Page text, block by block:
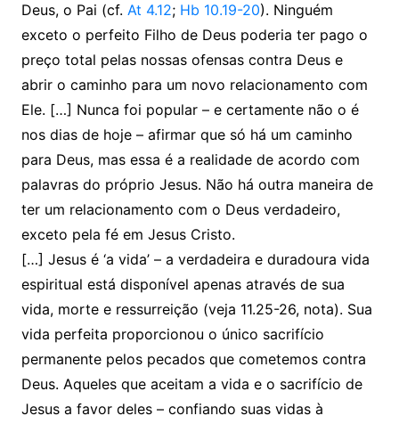
Deus, o Pai (cf. At 4.12; Hb 10.19-20). Ninguém
exceto o perfeito Filho de Deus poderia ter pago o
preço total pelas nossas ofensas contra Deus e
abrir o caminho para um novo relacionamento com
Ele. […] Nunca foi popular – e certamente não o é
nos dias de hoje – afirmar que só há um caminho
para Deus, mas essa é a realidade de acordo com
palavras do próprio Jesus. Não há outra maneira de
ter um relacionamento com o Deus verdadeiro,
exceto pela fé em Jesus Cristo.
[…] Jesus é ‘a vida’ – a verdadeira e duradoura vida
espiritual está disponível apenas através de sua
vida, morte e ressurreição (veja 11.25-26, nota). Sua
vida perfeita proporcionou o único sacrifício
permanente pelos pecados que cometemos contra
Deus. Aqueles que aceitam a vida e o sacrifício de
Jesus a favor deles – confiando suas vidas à